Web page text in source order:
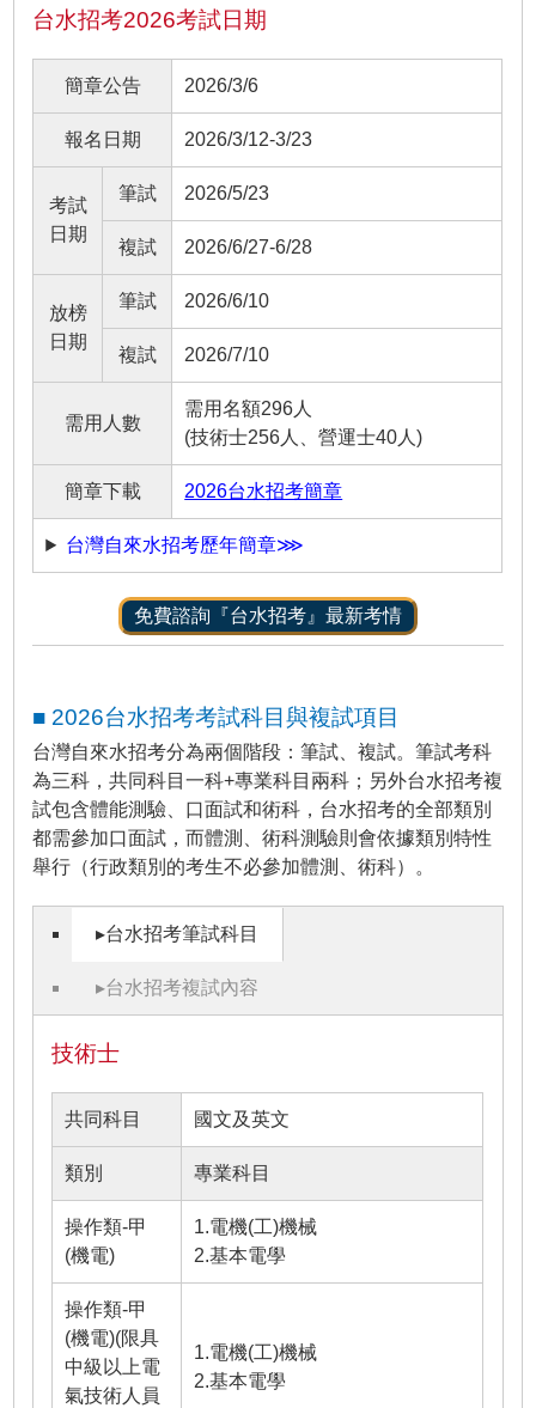
台水招考2026考試日期
簡章公告 2026/3/6
報名日期 2026/3/12-3/23
考試
日期
筆試 2026/5/23
複試 2026/6/27-6/28
放榜
日期
筆試 2026/6/10
複試 2026/7/10
需用人數
需用名額296人
(技術士256人、營運士40人)
簡章下載 2026台水招考簡章
台灣自來水招考歷年簡章⋙
免費諮詢『台水招考』最新考情
■ 2026台水招考考試科目與複試項目
台灣自來水招考分為兩個階段：筆試、複試。筆試考科
為三科，共同科目一科+專業科目兩科；另外台水招考複
試包含體能測驗、口面試和術科，台水招考的全部類別
都需參加口面試，而體測、術科測驗則會依據類別特性
舉行（行政類別的考生不必參加體測、術科）。
▸台水招考筆試科目
▸台水招考複試內容
技術士
共同科目 國文及英文
類別 專業科目
操作類-甲
(機電)
1.電機(工)機械
2.基本電學
操作類-甲
(機電)(限具
中級以上電
氣技術人員
1.電機(工)機械
2.基本電學